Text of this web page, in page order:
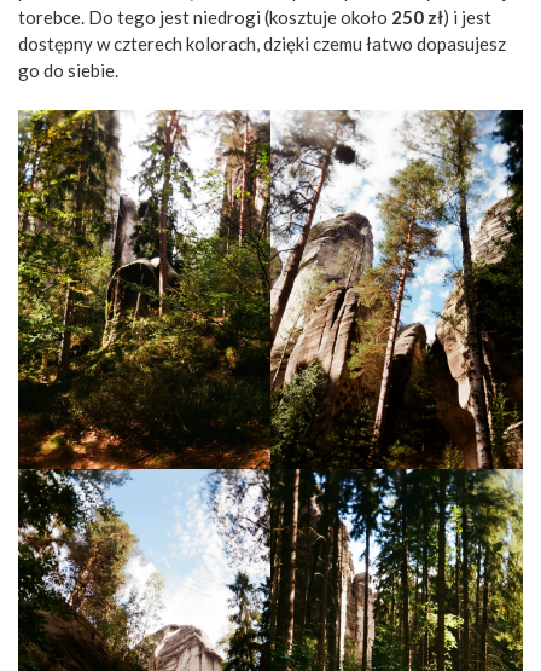
torebce. Do tego jest niedrogi (kosztuje około 250 zł) i jest
dostępny w czterech kolorach, dzięki czemu łatwo dopasujesz
go do siebie.